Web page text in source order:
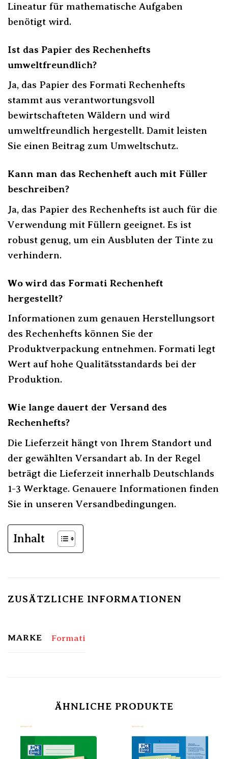
Lineatur für mathematische Aufgaben
benötigt wird.
Ist das Papier des Rechenhefts
umweltfreundlich?
Ja, das Papier des Formati Rechenhefts
stammt aus verantwortungsvoll
bewirtschafteten Wäldern und wird
umweltfreundlich hergestellt. Damit leisten
Sie einen Beitrag zum Umweltschutz.
Kann man das Rechenheft auch mit Füller
beschreiben?
Ja, das Papier des Rechenhefts ist auch für die
Verwendung mit Füllern geeignet. Es ist
robust genug, um ein Ausbluten der Tinte zu
verhindern.
Wo wird das Formati Rechenheft
hergestellt?
Informationen zum genauen Herstellungsort
des Rechenhefts können Sie der
Produktverpackung entnehmen. Formati legt
Wert auf hohe Qualitätsstandards bei der
Produktion.
Wie lange dauert der Versand des
Rechenhefts?
Die Lieferzeit hängt von Ihrem Standort und
der gewählten Versandart ab. In der Regel
beträgt die Lieferzeit innerhalb Deutschlands
1-3 Werktage. Genauere Informationen finden
Sie in unseren Versandbedingungen.
Inhalt
ZUSÄTZLICHE INFORMATIONEN
MARKE Formati
ÄHNLICHE PRODUKTE